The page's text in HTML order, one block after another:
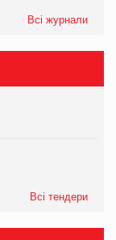
Всі журнали
Всі тендери